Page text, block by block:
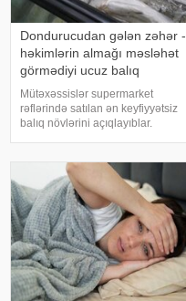
Dondurucudan gələn zəhər -
həkimlərin almağı məsləhət
görmədiyi ucuz balıq
Mütəxəssislər supermarket
rəflərində satılan ən keyfiyyətsiz
balıq növlərini açıqlayıblar.
görünür. xarici mediaya istinadən
xəbər verir ki, supermarketlərdək